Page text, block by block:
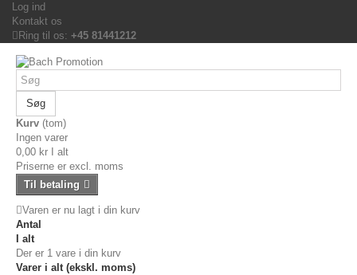
Log ind
Kontakt os
Ring til os: +45 81441212
Søg
Kurv (tom)
Ingen varer
0,00 kr
I alt
Priserne er excl. moms
Til betaling
Varen er nu lagt i din kurv
Antal
I alt
Der er 1 vare i din kurv
Varer i alt (ekskl. moms)